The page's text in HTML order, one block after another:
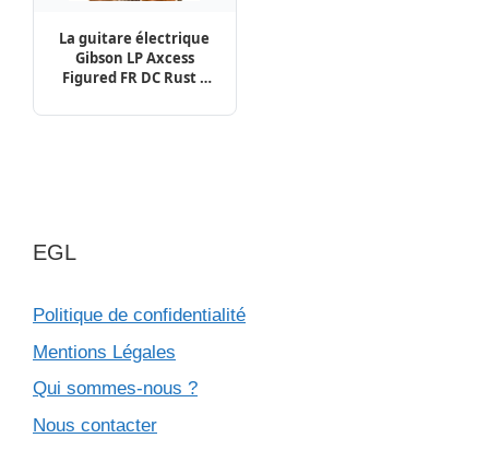
La guitare électrique
Gibson LP Axcess
Figured FR DC Rust |
EGL
Politique de confidentialité
Mentions Légales
Qui sommes-nous ?
Nous contacter